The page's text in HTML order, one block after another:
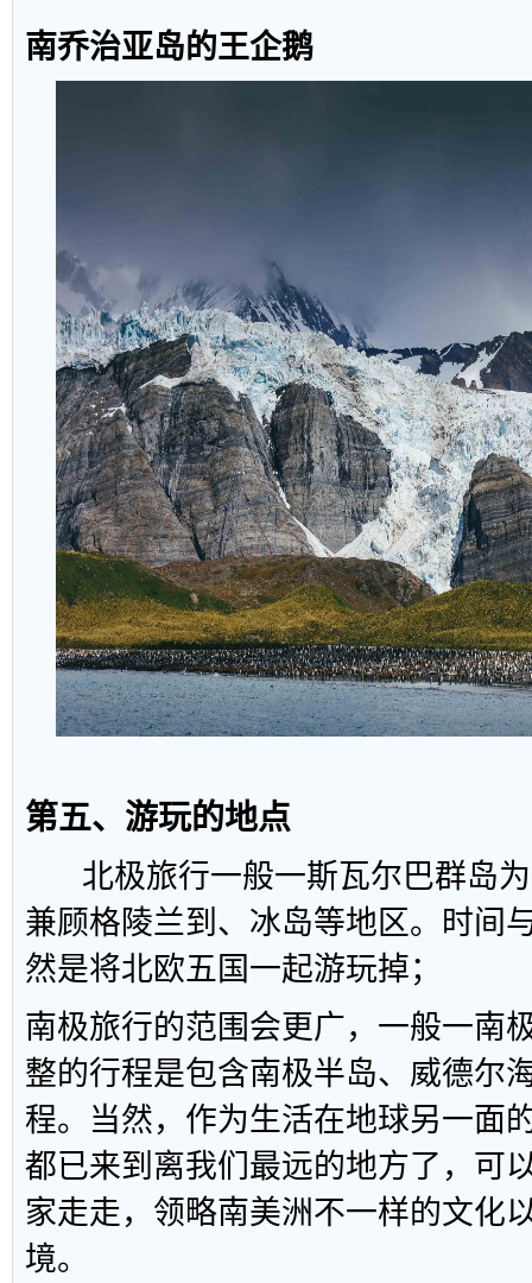
南乔治亚岛的王企鹅
第五、游玩的地点
北极旅行一般一斯瓦尔巴群岛
兼顾格陵兰到、冰岛等地区。时间
然是将北欧五国一起游玩掉；
南极旅行的范围会更广，一般一南
整的行程是包含南极半岛、威德尔
程。当然，作为生活在地球另一面
都已来到离我们最远的地方了，可
家走走，领略南美洲不一样的文化
境。